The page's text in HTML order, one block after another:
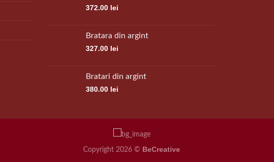
372.00 lei
Bratara din argint
327.00 lei
Bratari din argint
380.00 lei
Copyright 2026 © BeCreative